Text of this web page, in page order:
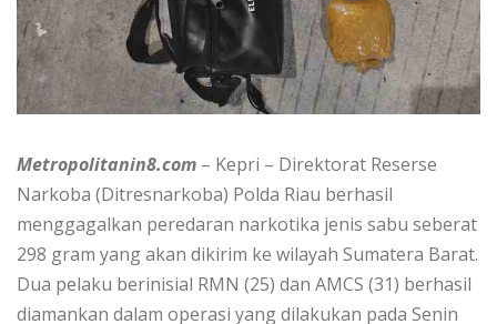
Metropolitanin8.com – Kepri – Direktorat Reserse
Narkoba (Ditresnarkoba) Polda Riau berhasil
menggagalkan peredaran narkotika jenis sabu seberat
298 gram yang akan dikirim ke wilayah Sumatera Barat.
Dua pelaku berinisial RMN (25) dan AMCS (31) berhasil
diamankan dalam operasi yang dilakukan pada Senin